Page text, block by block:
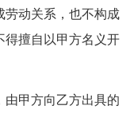
劳动关系，也不构成
得擅自以甲方名义开
由甲方向乙方出具的